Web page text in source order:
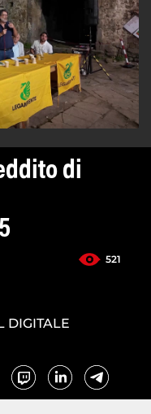
di
521
DIGITALE